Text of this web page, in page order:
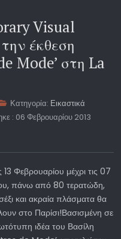
Visual
έκθεση
Mode’ στη La
Κατηγορία: Εικαστικά
: 06 Φεβρουαρίου 2013
13 Φεβρουαρίου μέχρι τις 07
πάνω από 80 τερατώδη,
και ακραία πλάσματα θα
στο Παρίσι!Βασισμένη σε
ιδέα του Βασίλη